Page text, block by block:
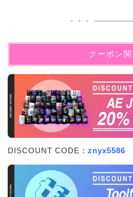
クーポン
DISCOUNT CODE： znyx5586